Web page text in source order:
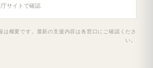
サイトで確認
は概要です。最新の支援内容は各窓口にご確認くださ
い。